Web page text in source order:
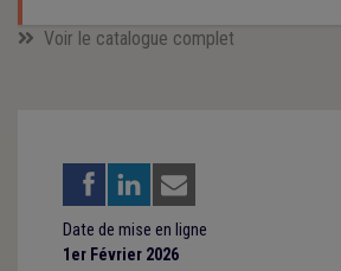
Voir le catalogue complet
Date de mise en ligne
1er Février 2026